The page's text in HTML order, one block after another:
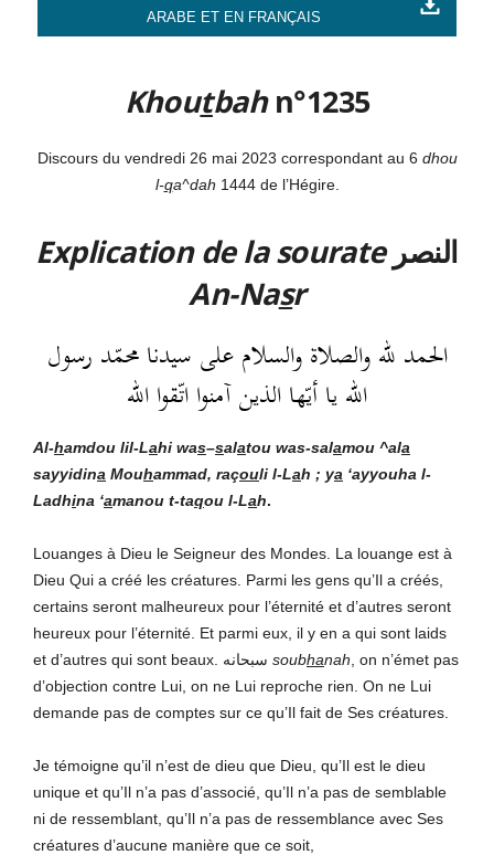
ARABE ET EN FRANÇAIS
Khoutbahn°1235
Discours du vendredi 26 mai 2023 correspondant au 6 dhou
l-qa^dah 1444 de l’Hégire.
Explication de la sourate النصر
An-Nasr
الحمد لله والصلاة والسلام على سيدنا محمّد رسول
الله يا أيّها الذين آمنوا اتّقوا الله
Al-hamdou lil-Lahi was–salatou was-salamou ^ala
sayyidina Mouhammad, raçouli l-Lah ; ya ‘ayyouha l-
Ladhina ‘amanou t-taqou l-Lah.
Louanges à Dieu le Seigneur des Mondes. La louange est à
Dieu Qui a créé les créatures. Parmi les gens qu’Il a créés,
certains seront malheureux pour l’éternité et d’autres seront
heureux pour l’éternité. Et parmi eux, il y en a qui sont laids
et d’autres qui sont beaux. سبحانه soubhanah , on n’émet pas
d’objection contre Lui, on ne Lui reproche rien. On ne Lui
demande pas de comptes sur ce qu’Il fait de Ses créatures.
Je témoigne qu’il n’est de dieu que Dieu, qu’Il est le dieu
unique et qu’Il n’a pas d’associé, qu’Il n’a pas de semblable
ni de ressemblant, qu’Il n’a pas de ressemblance avec Ses
créatures d’aucune manière que ce soit,